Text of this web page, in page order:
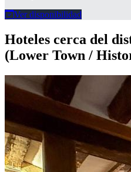
Ver disponibilidad
Hoteles cerca del
(Lower Town /